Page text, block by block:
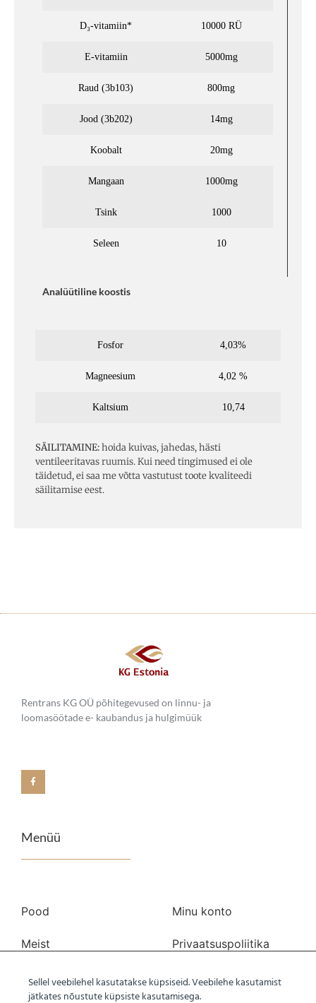
D₃-vitamiin* 10000 RÜ
E-vitamiin 5000mg
Raud (3b103) 800mg
Jood (3b202) 14mg
Koobalt 20mg
Mangaan 1000mg
Tsink 1000
Seleen 10
Analüütiline koostis
Fosfor 4,03%
Magneesium 4,02 %
Kaltsium 10,74
SÄILITAMINE:hoida kuivas, jahedas, hästi
ventileeritavas ruumis. Kui need tingimused ei ole
täidetud, ei saa me võtta vastutust toote kvaliteedi
säilitamise eest.
Rentrans KG OÜ põhitegevused on linnu- ja
loomasöötade e- kaubandus ja hulgimüük
Menüü
Pood
Meist
Transport
Minu konto
Privaatsuspoliitika
Kasutustingimused
Sellel veebilehel kasutatakse küpsiseid. Veebilehe kasutamist
jätkates nõustute küpsiste kasutamisega.